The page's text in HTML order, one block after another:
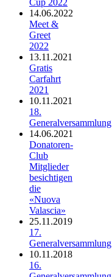
14.06.2022
Meet &
Greet
2022
13.11.2021
Gratis
Carfahrt
2021
10.11.2021
18.
Generalversammlung
14.06.2021
Donatoren-
Club
Mitglieder
besichtigen
die
«Nuova
Valascia»
25.11.2019
17.
Generalversammlung
10.11.2018
16.